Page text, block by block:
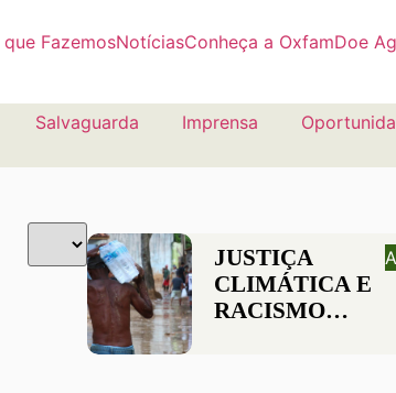
que FazemosNotíciasConheça a OxfamDoe
Salvaguarda Imprensa
JUSTIÇA
CLIMÁTICA E
RACISMO